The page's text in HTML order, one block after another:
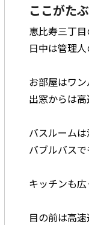
ここがた
恵比寿三丁
日中は管理
お部屋はワ
出窓からは
バスルーム
バブルバスで
キッチンも広
目の前は高